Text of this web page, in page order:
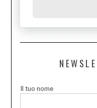
Il tuo nome